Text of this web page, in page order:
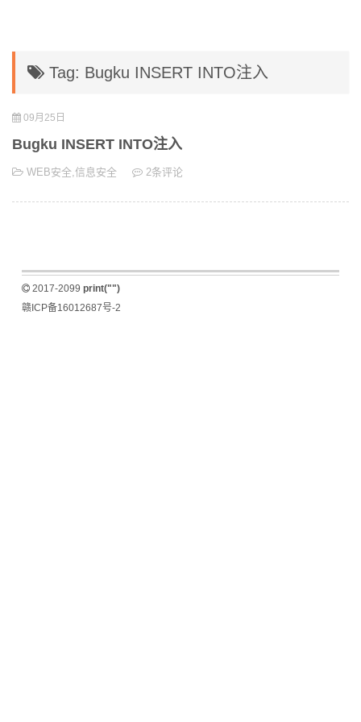
Tag: Bugku INSERT INTO注入
09月25日
Bugku INSERT INTO注入
WEB安全,信息安全 2条评论
2017-2099 print("")
赣ICP备16012687号-2